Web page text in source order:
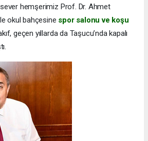
hemşerimiz Prof. Dr. Ahmet
okul bahçesine spor salonu ve koşu
geçen yıllarda da Taşucu’nda kapalı